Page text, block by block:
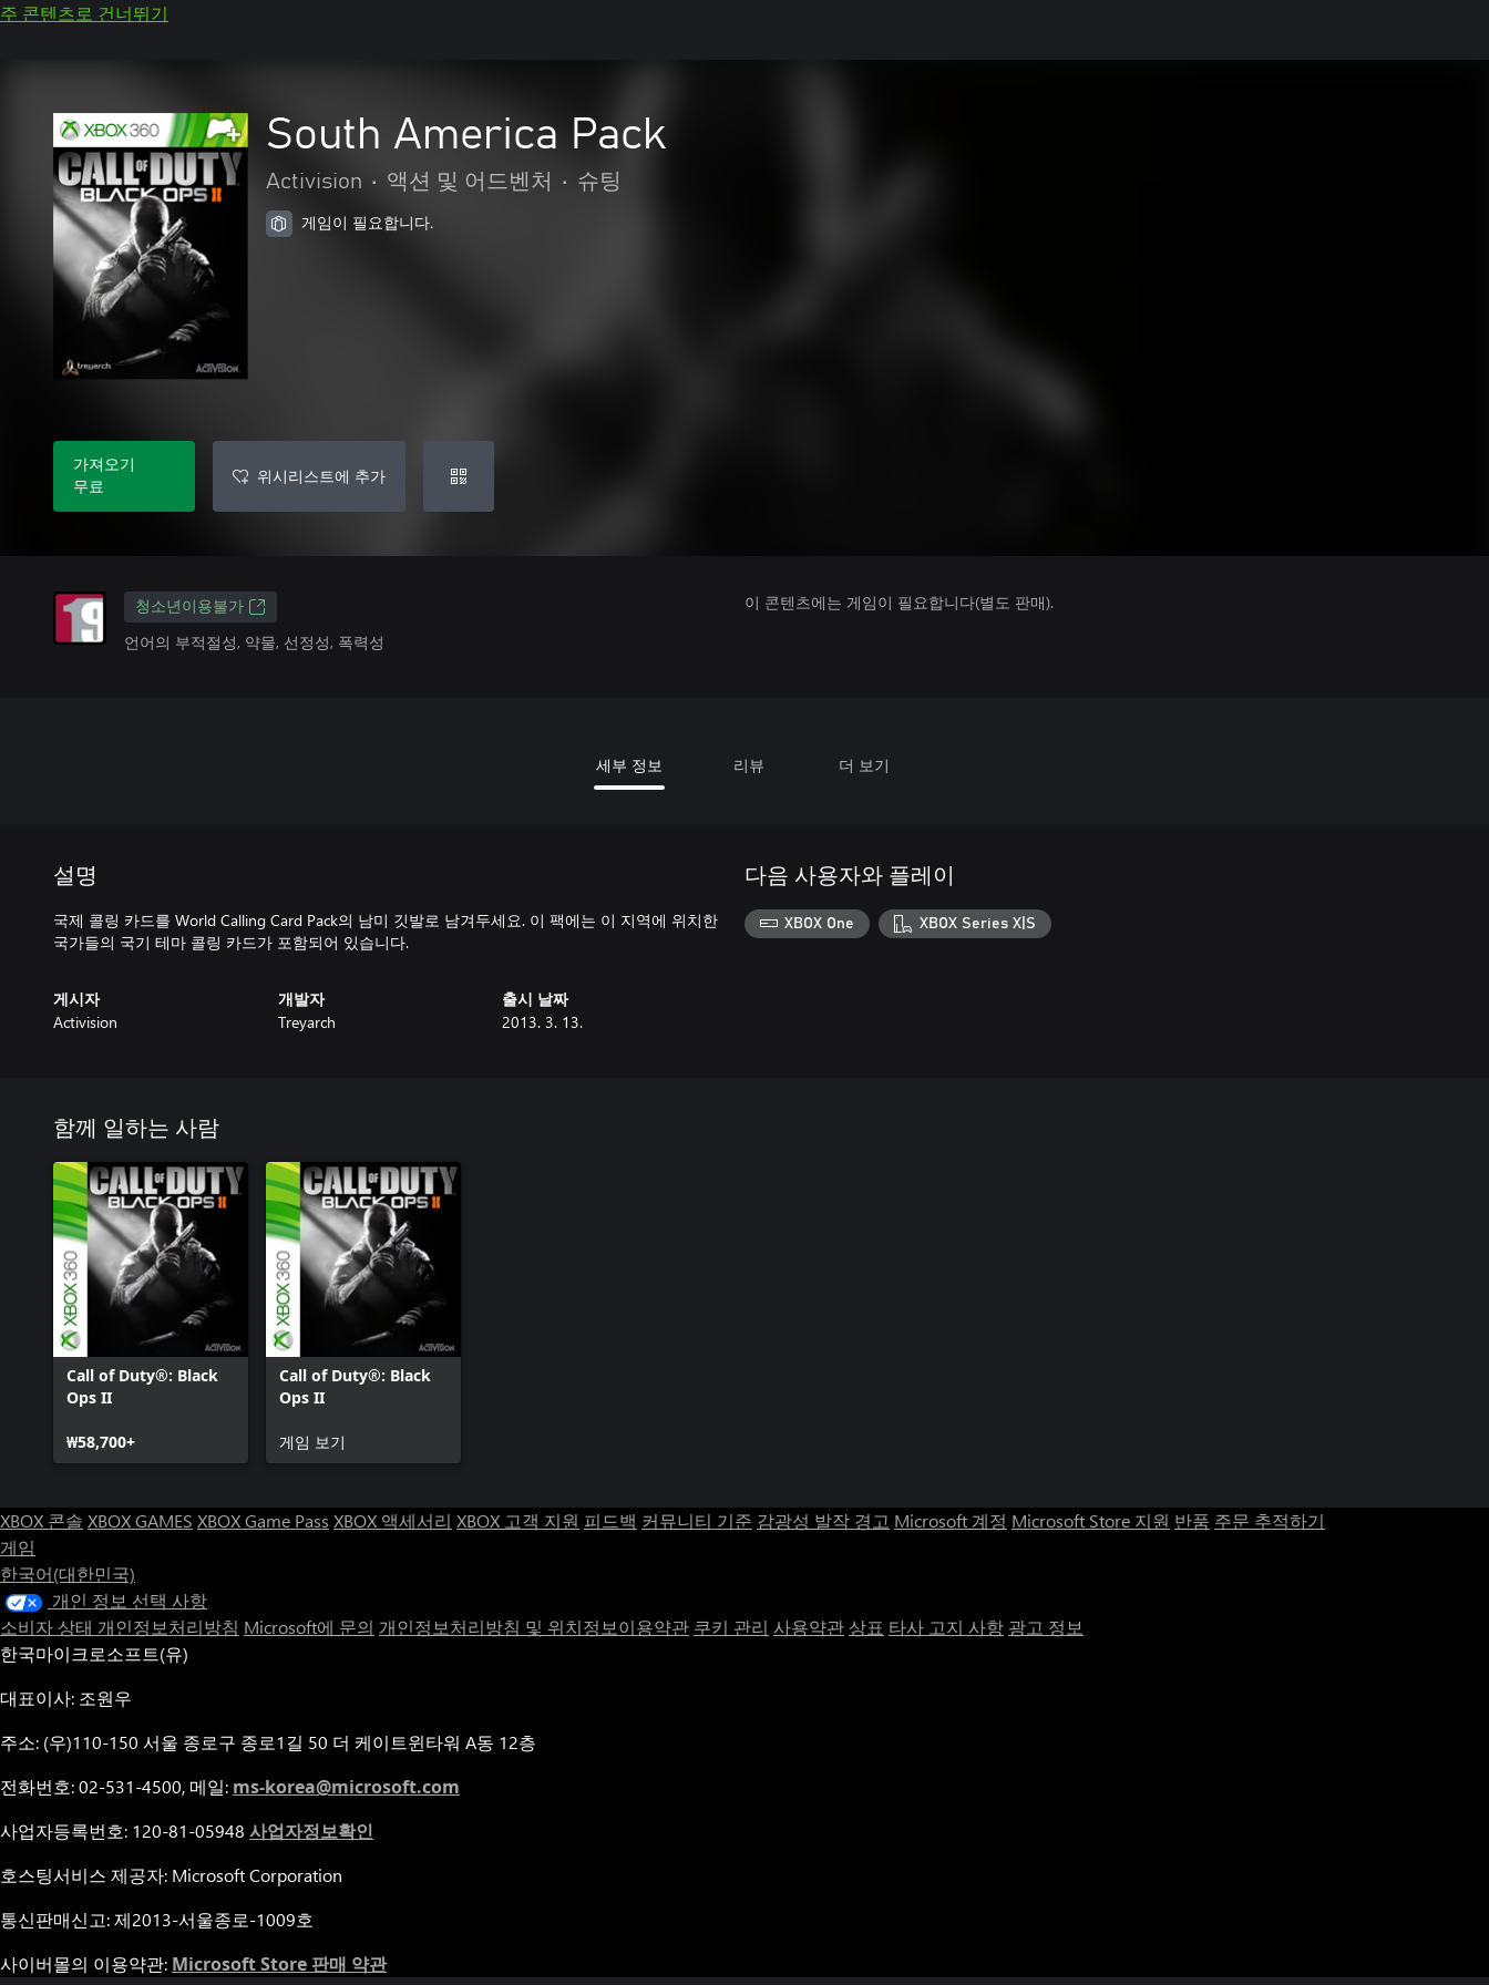
주 콘텐츠로 건너뛰기
South America Pack
Activision • 액션 및 어드벤처 • 슈팅
게임이 필요합니다.
가져오기
무료
위시리스트에 추가
청소년이용불가
언어의 부적절성, 약물, 선정성, 폭력성
이 콘텐츠에는 게임이 필요합니다(별도 판매).
세부 정보 리뷰 더 보기
설명
국제 콜링 카드를 World Calling Card Pack의 남미 깃발로 남겨두세요. 이 팩에는 이 지역에 위치한
국가들의 국기 테마 콜링 카드가 포함되어 있습니다.
게시자
Activision
개발자
Treyarch
출시 날짜
2013. 3. 13.
다음 사용자와 플레이
XBOX One XBOX Series X|S
함께 일하는 사람
Call of Duty®: Black
Ops II
₩58,700+
Call of Duty®: Black
Ops II
게임 보기
XBOX 콘솔 XBOX GAMES XBOX Game Pass XBOX 액세서리 XBOX 고객 지원 피드백 커뮤니티 기준 감광성 발작 경고 Microsoft 계정 Microsoft Store 지원 반품 주문 추적하기
게임
한국어(대한민국)
개인 정보 선택 사항
소비자 상태 개인정보처리방침 Microsoft에 문의 개인정보처리방침 및 위치정보이용약관 쿠키 관리 사용약관 상표 타사 고지 사항 광고 정보
한국마이크로소프트(유)
대표이사: 조원우
주소: (우)110-150 서울 종로구 종로1길 50 더 케이트윈타워 A동 12층
전화번호: 02-531-4500, 메일: ms-korea@microsoft.com
사업자등록번호: 120-81-05948 사업자정보확인
호스팅서비스 제공자: Microsoft Corporation
통신판매신고: 제2013-서울종로-1009호
사이버몰의 이용약관: Microsoft Store 판매 약관